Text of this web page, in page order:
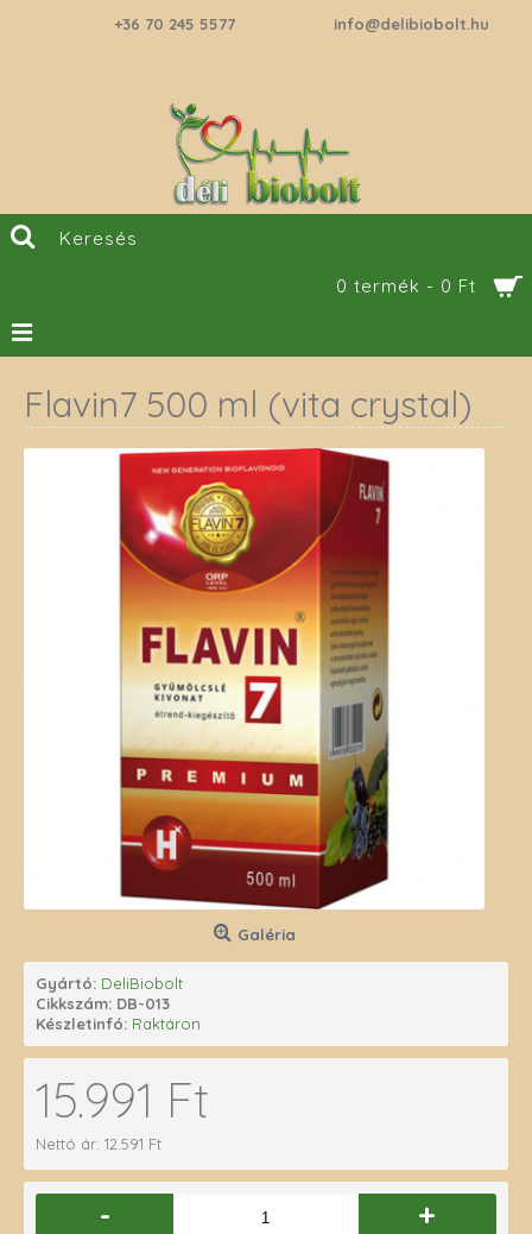
+36 70 245 5577 info@delibiobolt.hu
0 termék - 0 Ft
Flavin7 500 ml (vita crystal)
Galéria
Gyártó: DeliBiobolt
Cikkszám: DB-013
Készletinfó: Raktáron
15.991 Ft
Nettó ár: 12.591 Ft
- +